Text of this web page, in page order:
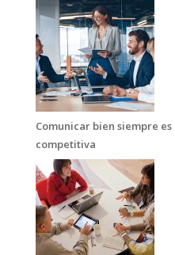
Comunicar bien siempre
competitiva